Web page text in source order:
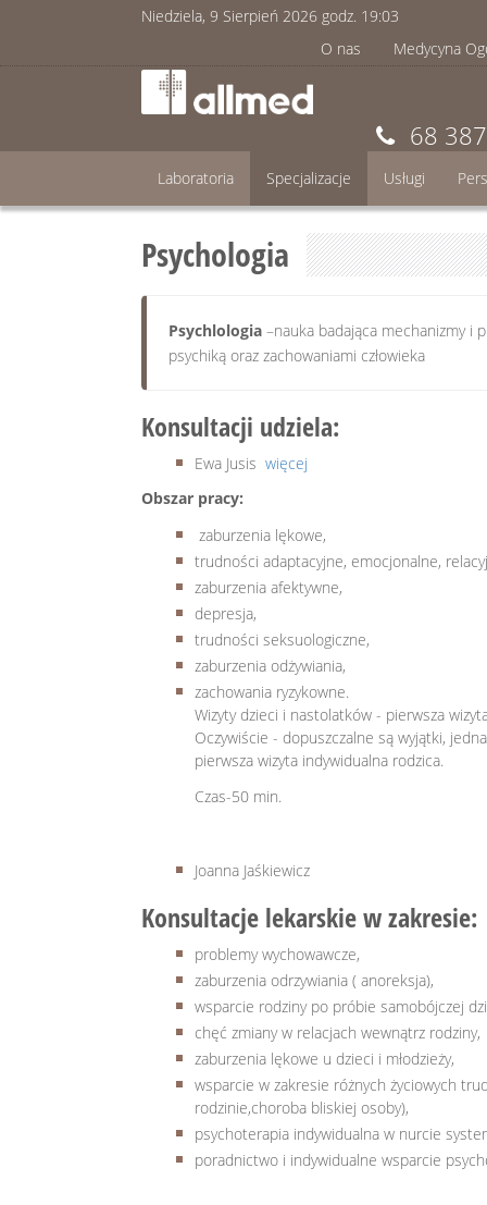
Niedziela, 9 Sierpień 2026 godz. 19:03
O nas
Medycyna
68
Laboratoria Specjalizacje Usługi
Psychologia
Psychlologia –nauka badająca mechanizmy i
psychiką oraz zachowaniami człowieka
Konsultacji udziela:
Ewa Jusis więcej
Obszar pracy:
zaburzenia lękowe,
trudności adaptacyjne, emocjonalne,
zaburzenia afektywne,
depresja,
trudności seksuologiczne,
zaburzenia odżywiania,
zachowania ryzykowne.
Wizyty dzieci i nastolatków - pierwsza
Oczywiście - dopuszczalne są wyjątki,
pierwsza wizyta indywidualna rodzica.
Czas-50 min.
Joanna Jaśkiewicz
Konsultacje lekarskie w zakresie:
problemy wychowawcze,
zaburzenia odrzywiania ( anoreksja),
wsparcie rodziny po próbie samobójczej
chęć zmiany w relacjach wewnątrz rodziny,
zaburzenia lękowe u dzieci i młodzieży,
wsparcie w zakresie różnych życiowych
rodzinie,choroba bliskiej osoby),
psychoterapia indywidualna w nurcie
poradnictwo i indywidualne wsparcie